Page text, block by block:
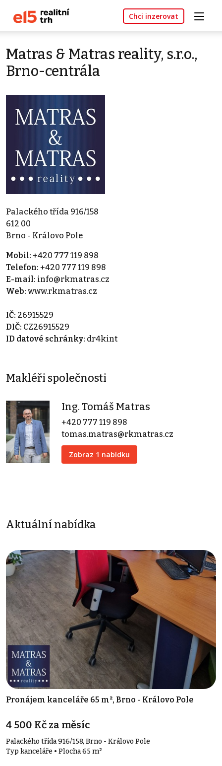
Chci inzerovat
Matras & Matras reality, s.r.o.,
Brno-centrála
Palackého třída 916/158
612 00
Brno - Královo Pole
Mobil: +420 777 119 898
Telefon: +420 777 119 898
E-mail: info@rkmatras.cz
Web: www.rkmatras.cz
IČ: 26915529
DIČ: CZ26915529
ID datové schránky: dr4kint
Makléři společnosti
Ing. Tomáš Matras
+420 777 119 898
tomas.matras@rkmatras.cz
Zobraz 1 nabídku
Aktuální nabídka
Pronájem kanceláře 65 m², Brno - Královo Pole
4 500 Kč za měsíc
Palackého třída 916/158, Brno - Královo Pole
Typ kanceláře • Plocha 65 m²